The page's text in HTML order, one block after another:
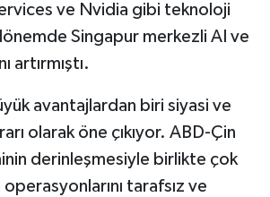
ve Nvidia gibi teknoloji
Singapur merkezli AI ve
artırmıştı.
avantajlardan biri siyasi ve
olarak öne çıkıyor. ABD-Çin
derinleşmesiyle birlikte çok
tarafsız ve